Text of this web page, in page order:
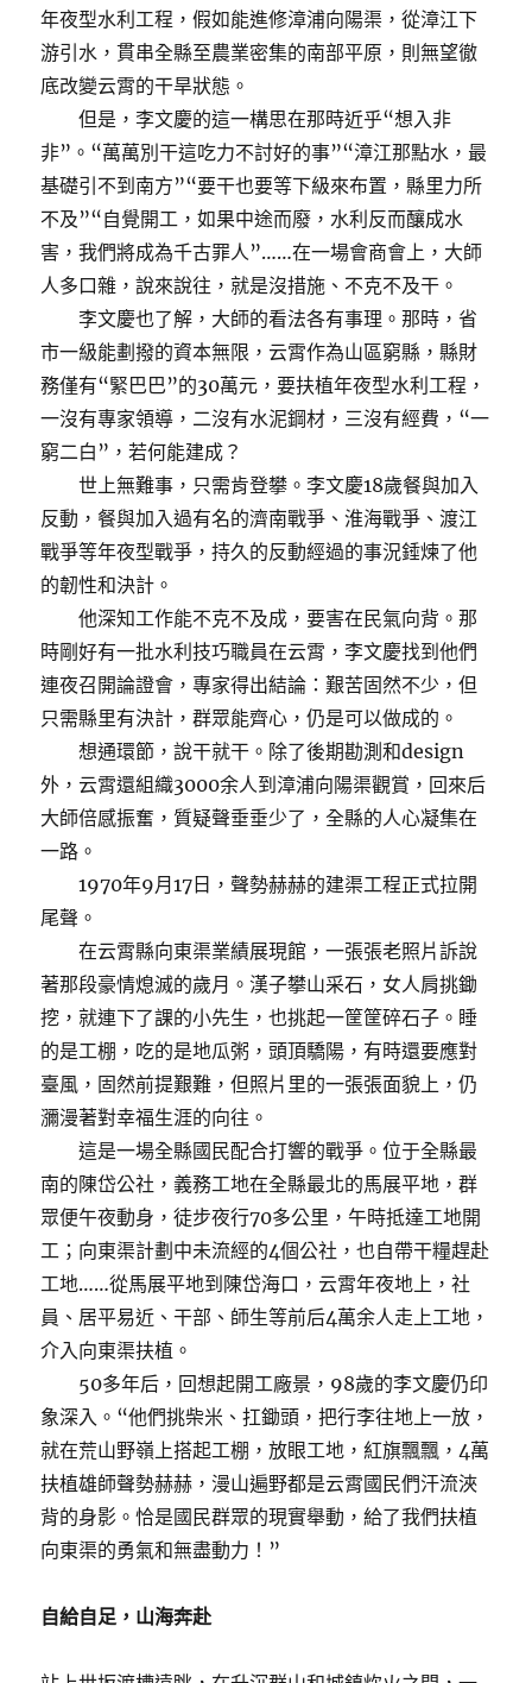
年夜型水利工程，假如能進修漳浦向陽渠，從漳江下
游引水，貫串全縣至農業密集的南部平原，則無望徹
底改變云霄的干旱狀態。
但是，李文慶的這一構思在那時近乎“想入非
非”。“萬萬別干這吃力不討好的事”“漳江那點水，最
基礎引不到南方”“要干也要等下級來布置，縣里力所
不及”“自覺開工，如果中途而廢，水利反而釀成水
害，我們將成為千古罪人”……在一場會商會上，大師
人多口雜，說來說往，就是沒措施、不克不及干。
李文慶也了解，大師的看法各有事理。那時，省
市一級能劃撥的資本無限，云霄作為山區窮縣，縣財
務僅有“緊巴巴”的30萬元，要扶植年夜型水利工程，
一沒有專家領導，二沒有水泥鋼材，三沒有經費，“一
窮二白”，若何能建成？
世上無難事，只需肯登攀。李文慶18歲餐與加入
反動，餐與加入過有名的濟南戰爭、淮海戰爭、渡江
戰爭等年夜型戰爭，持久的反動經過的事況錘煉了他
的韌性和決計。
他深知工作能不克不及成，要害在民氣向背。那
時剛好有一批水利技巧職員在云霄，李文慶找到他們
連夜召開論證會，專家得出結論：艱苦固然不少，但
只需縣里有決計，群眾能齊心，仍是可以做成的。
想通環節，說干就干。除了後期勘測和design
外，云霄還組織3000余人到漳浦向陽渠觀賞，回來后
大師倍感振奮，質疑聲垂垂少了，全縣的人心凝集在
一路。
1970年9月17日，聲勢赫赫的建渠工程正式拉開
尾聲。
在云霄縣向東渠業績展現館，一張張老照片訴說
著那段豪情熄滅的歲月。漢子攀山采石，女人肩挑鋤
挖，就連下了課的小先生，也挑起一筐筐碎石子。睡
的是工棚，吃的是地瓜粥，頭頂驕陽，有時還要應對
臺風，固然前提艱難，但照片里的一張張面貌上，仍
瀰漫著對幸福生涯的向往。
這是一場全縣國民配合打響的戰爭。位于全縣最
南的陳岱公社，義務工地在全縣最北的馬展平地，群
眾便午夜動身，徒步夜行70多公里，午時抵達工地開
工；向東渠計劃中未流經的4個公社，也自帶干糧趕赴
工地……從馬展平地到陳岱海口，云霄年夜地上，社
員、居平易近、干部、師生等前后4萬余人走上工地，
介入向東渠扶植。
50多年后，回想起開工廠景，98歲的李文慶仍印
象深入。“他們挑柴米、扛鋤頭，把行李往地上一放，
就在荒山野嶺上搭起工棚，放眼工地，紅旗飄飄，4萬
扶植雄師聲勢赫赫，漫山遍野都是云霄國民們汗流浹
背的身影。恰是國民群眾的現實舉動，給了我們扶植
向東渠的勇氣和無盡動力！”
自給自足，山海奔赴